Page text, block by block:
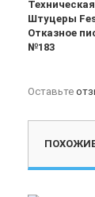
Штуцеры
Отказное
№183
Оставьте